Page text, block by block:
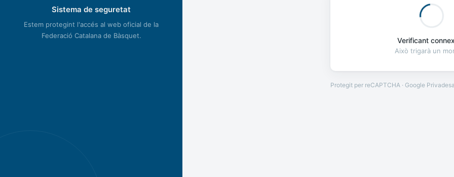
Sistema de seguretat
Estem protegint l'accés al web oficial de la
Federació Catalana de Bàsquet.
Verificant
Això trigarà un
Protegit per reCAPTCHA · Google Privadesa